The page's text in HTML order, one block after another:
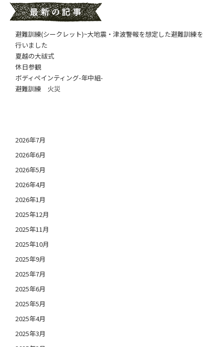
避難訓練(シークレット)~大地震・津波警報を想定した避難訓練を
行いました
夏越の大祓式
休日参観
ボディペインティング-年中組-
避難訓練 火災
2026年7月
2026年6月
2026年5月
2026年4月
2026年1月
2025年12月
2025年11月
2025年10月
2025年9月
2025年7月
2025年6月
2025年5月
2025年4月
2025年3月